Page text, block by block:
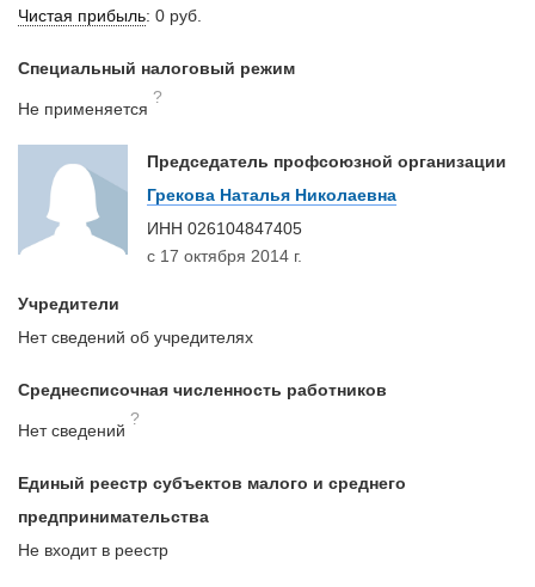
Чистая прибыль: 0 руб.
Специальный налоговый режим
Не применяется
?
Председатель профсоюзной организации
Грекова Наталья Николаевна
ИНН 026104847405
с 17 октября 2014 г.
Учредители
Нет сведений об учредителях
Среднесписочная численность работников
Нет сведений
?
Единый реестр субъектов малого и среднего
предпринимательства
Не входит в реестр